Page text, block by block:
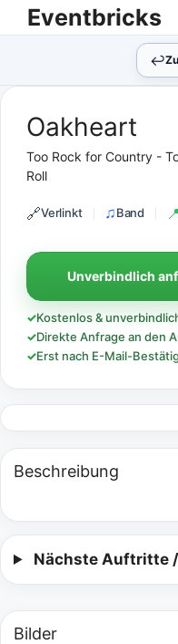
Zum
Inhalt
Eventbricks
↩︎
Oakheart
Too Rock for Country -
Roll
Verlinkt Band
Unverbindlich
✓Kostenlos &
✓Direkte Anfrage an den
✓Erst nach E-Mail-
Beschreibung
Nächste Auftritte
Bilder